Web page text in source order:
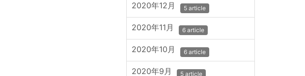
2020年12月 5 article
2020年11月 6 article
2020年10月 6 article
2020年9月 5 article